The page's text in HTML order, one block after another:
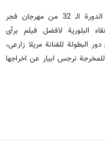
جدیر بالذکر ان فیلم "الاخدود 143" شارک فی الدورة الـ 32 من مهرجان فجر
البلوریة لافضل فیلم برأی
البطولة للفنانة مریلا زارعی،
نرجس ابیار عن اخراجها